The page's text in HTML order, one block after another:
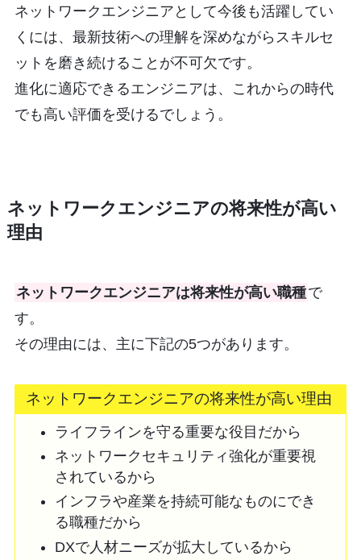
ネットワークエンジニアとして今後も活躍してい
くには、最新技術への理解を深めながらスキルセ
ットを磨き続けることが不可欠です。
進化に適応できるエンジニアは、これからの時代
でも高い評価を受けるでしょう。
ネットワークエンジニアの将来性が高い
理由
ネットワークエンジニアは将来性が高い職種で
す。
その理由には、主に下記の5つがあります。
ネットワークエンジニアの将来性が高い理由
ライフラインを守る重要な役目だから
ネットワークセキュリティ強化が重要視
されているから
インフラや産業を持続可能なものにでき
る職種だから
DXで人材ニーズが拡大しているから